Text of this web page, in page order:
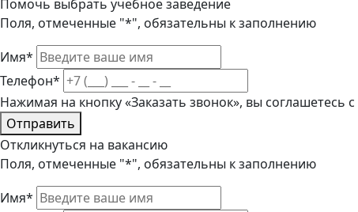
Помочь выбрать учебное заведение
Поля, отмеченные "*", обязательны к заполнению
Имя*
Телефон*
Нажимая на кнопку «Заказать звонок», вы соглашетесь
Отправить
Откликнуться на вакансию
Поля, отмеченные "*", обязательны к заполнению
Имя*